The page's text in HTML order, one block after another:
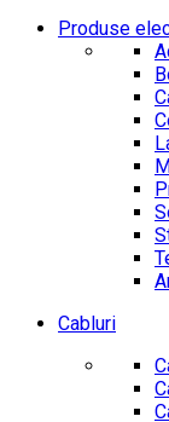
Produse
Cabluri